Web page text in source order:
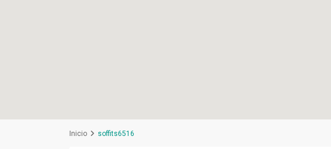
Inicio soffits6516